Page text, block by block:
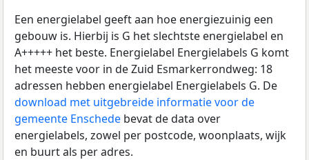
Een energielabel geeft aan hoe energiezuinig een
gebouw is. Hierbij is G het slechtste energielabel en
A+++++ het beste. Energielabel Energielabels G komt
het meeste voor in de Zuid Esmarkerrondweg: 18
adressen hebben energielabel Energielabels G. De
download met uitgebreide informatie voor de
gemeente Enschede bevat de data over
energielabels, zowel per postcode, woonplaats, wijk
en buurt als per adres.